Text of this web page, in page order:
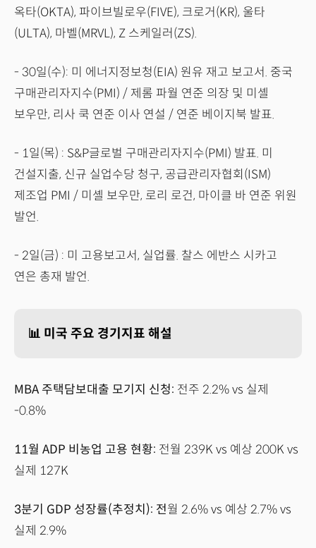
옥타(OKTA), 파이브빌로우(FIVE), 크로거(KR), 울타
(ULTA), 마벨(MRVL), Z 스케일러(ZS).
- 30일(수): 미 에너지정보청(EIA) 원유 재고 보고서. 중국
구매관리자지수(PMI) / 제롬 파월 연준 의장 및 미셸
보우만, 리사 쿡 연준 이사 연설 / 연준 베이지북 발표.
- 1일(목) : S&P글로벌 구매관리자지수(PMI) 발표. 미
건설지출, 신규 실업수당 청구, 공급관리자협회(ISM)
제조업 PMI / 미셸 보우만, 로리 로건, 마이클 바 연준 위원
발언.
- 2일(금) : 미 고용보고서, 실업률. 찰스 에반스 시카고
연은 총재 발언.
📊 미국 주요 경기지표 해설
MBA 주택담보대출 모기지 신청: 전주 2.2% vs 실제
-0.8%
11월 ADP 비농업 고용 현황: 전월 239K vs 예상 200K vs
실제 127K
3분기 GDP 성장률(추정치): 전월 2.6% vs 예상 2.7% vs
실제 2.9%